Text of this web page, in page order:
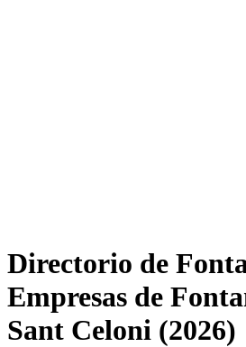
Directorio de
Empresas de
Sant Celoni (2026)